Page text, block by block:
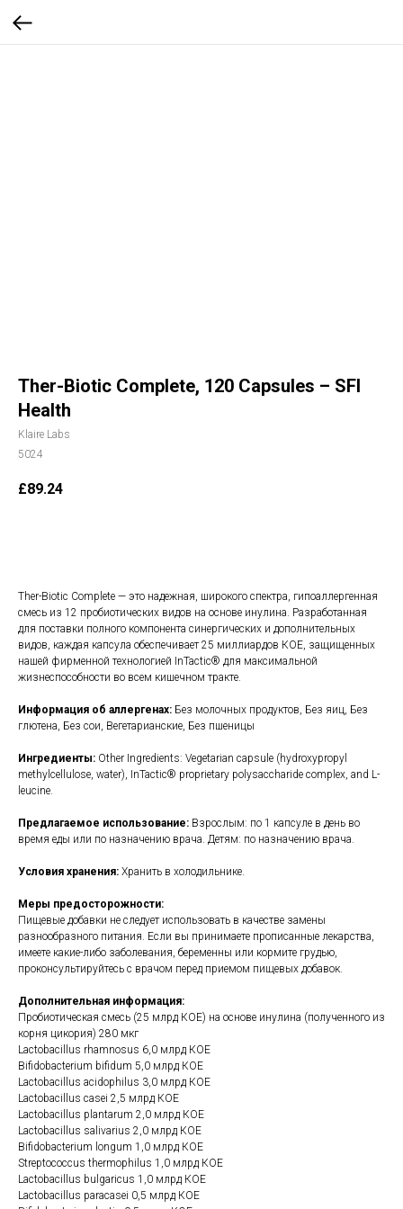
Ther-Biotic Complete, 120 Capsules – SFI
Health
Klaire Labs
5024
£89.24
Ther-Biotic Complete — это надежная, широкого спектра, гипоаллергенная
смесь из 12 пробиотических видов на основе инулина. Разработанная
для поставки полного компонента синергических и дополнительных
видов, каждая капсула обеспечивает 25 миллиардов КОЕ, защищенных
нашей фирменной технологией InTactic® для максимальной
жизнеспособности во всем кишечном тракте.
Информация об аллергенах: Без молочных продуктов, Без яиц, Без
глютена, Без сои, Вегетарианские, Без пшеницы
Ингредиенты: Other Ingredients: Vegetarian capsule (hydroxypropyl
methylcellulose, water), InTactic® proprietary polysaccharide complex, and L-
leucine.
Предлагаемое использование: Взрослым: по 1 капсуле в день во
время еды или по назначению врача. Детям: по назначению врача.
Условия хранения: Хранить в холодильнике.
Меры предосторожности:
Пищевые добавки не следует использовать в качестве замены
разнообразного питания. Если вы принимаете прописанные лекарства,
имеете какие-либо заболевания, беременны или кормите грудью,
проконсультируйтесь с врачом перед приемом пищевых добавок.
Дополнительная информация:
Пробиотическая смесь (25 млрд КОЕ) на основе инулина (полученного из
корня цикория) 280 мкг
Lactobacillus rhamnosus 6,0 млрд КОЕ
Bifidobacterium bifidum 5,0 млрд КОЕ
Lactobacillus acidophilus 3,0 млрд КОЕ
Lactobacillus casei 2,5 млрд КОЕ
Lactobacillus plantarum 2,0 млрд КОЕ
Lactobacillus salivarius 2,0 млрд КОЕ
Bifidobacterium longum 1,0 млрд КОЕ
Streptococcus thermophilus 1,0 млрд КОЕ
Lactobacillus bulgaricus 1,0 млрд КОЕ
Lactobacillus paracasei 0,5 млрд КОЕ